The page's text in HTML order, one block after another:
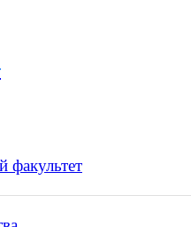
факультет